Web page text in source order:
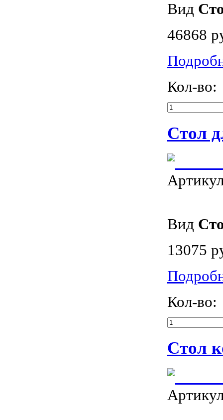
Вид
46868
Кол-во:
Стол
Вид
13075
Кол-во:
Стол